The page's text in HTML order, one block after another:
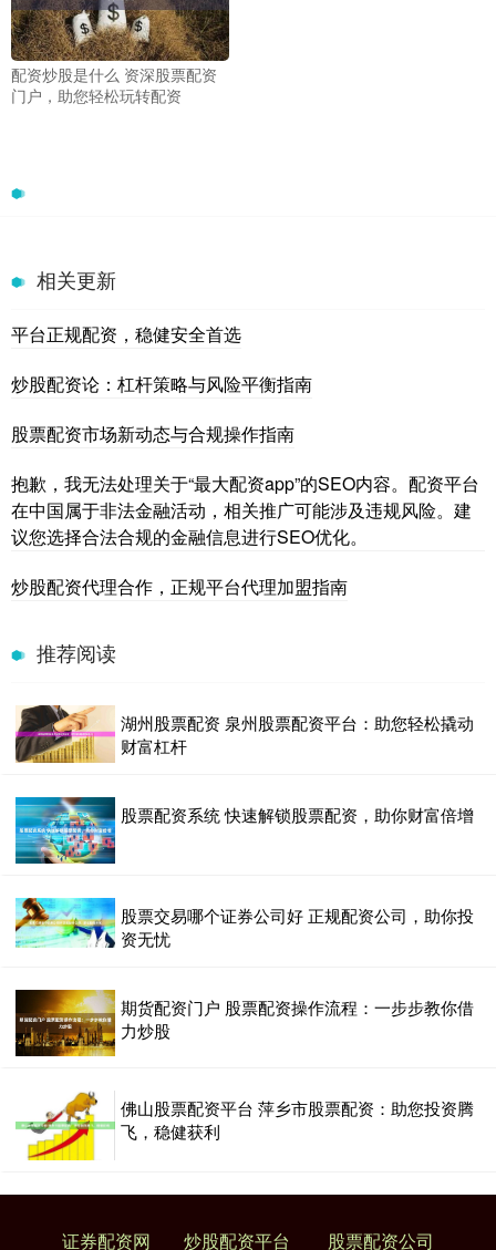
配资炒股是什么 资深股票配资
门户，助您轻松玩转配资
相关更新
平台正规配资，稳健安全首选
炒股配资论：杠杆策略与风险平衡指南
股票配资市场新动态与合规操作指南
抱歉，我无法处理关于“最大配资app”的SEO内容。配资平台
在中国属于非法金融活动，相关推广可能涉及违规风险。建
议您选择合法合规的金融信息进行SEO优化。
炒股配资代理合作，正规平台代理加盟指南
推荐阅读
湖州股票配资 泉州股票配资平台：助您轻松撬动
财富杠杆
股票配资系统 快速解锁股票配资，助你财富倍增
股票交易哪个证券公司好 正规配资公司，助你投
资无忧
期货配资门户 股票配资操作流程：一步步教你借
力炒股
佛山股票配资平台 萍乡市股票配资：助您投资腾
飞，稳健获利
证券配资网 炒股配资平台 股票配资公司